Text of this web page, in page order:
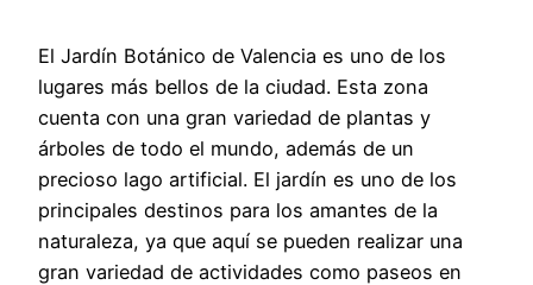
El Jardín Botánico de Valencia es uno de los
lugares más bellos de la ciudad. Esta zona
cuenta con una gran variedad de plantas y
árboles de todo el mundo, además de un
precioso lago artificial. El jardín es uno de los
principales destinos para los amantes de la
naturaleza, ya que aquí se pueden realizar una
gran variedad de actividades como paseos en